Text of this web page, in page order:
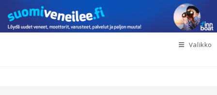
suoraan
sisältöön
Valikko